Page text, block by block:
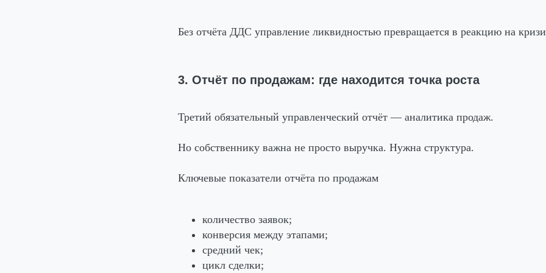
Без отчёта ДДС управление ликвидностью превращается в реакцию на
3. Отчёт по продажам: где находится точка роста
Третий обязательный управленческий отчёт — аналитика продаж.
Но собственнику важна не просто выручка. Нужна структура.
Ключевые показатели отчёта по продажам
количество заявок;
конверсия между этапами;
средний чек;
цикл сделки;